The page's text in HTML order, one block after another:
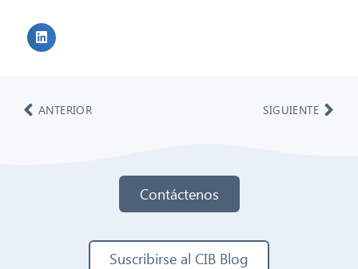
ANTERIOR SIGUIENTE
Contáctenos
Suscribirse al CIB Blog